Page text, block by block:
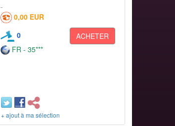
0,00 EUR
0
ACHETER
FR - 35***
+ ajout à ma sélection